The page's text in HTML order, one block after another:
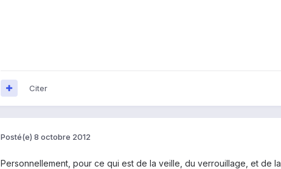
Citer
Posté(e) 8 octobre 2012
Personnellement, pour ce qui est de la veille, du verrouillage, et de